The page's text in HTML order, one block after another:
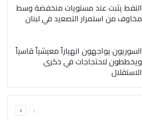
النفط يثبت عند مستويات منخفضة وسط
مخاوف من استمرار التصعيد في لبنان
السوريون يواجهون انهياراً معيشياً قاسياً
ويخططون لاحتجاجات في ذكرى
الاستقلال
الصفحةالصفحة